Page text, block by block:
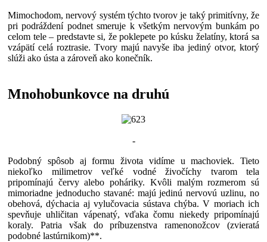
Mimochodom, nervový systém týchto tvorov je taký primitívny, že
pri podráždení podnet smeruje k všetkým nervovým bunkám po
celom tele – predstavte si, že poklepete po kúsku želatíny, ktorá sa
vzápätí celá roztrasie. Tvory majú navyše iba jediný otvor, ktorý
slúži ako ústa a zároveň ako konečník.
Mnohobunkovce na druhú
-
Podobný spôsob aj formu života vidíme u machoviek. Tieto
niekoľko milimetrov veľké vodné živočíchy tvarom tela
pripomínajú červy alebo poháriky. Kvôli malým rozmerom sú
mimoriadne jednoducho stavané: majú jedinú nervovú uzlinu, no
obehová, dýchacia aj vylučovacia sústava chýba. V moriach ich
spevňuje uhličitan vápenatý, vďaka čomu niekedy pripomínajú
koraly. Patria však do príbuzenstva ramenonožcov (zvieratá
podobné lastúrnikom)**.